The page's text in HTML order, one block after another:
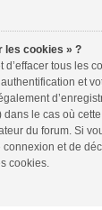
les cookies » ?
d’effacer tous les
et
dans le cas où
du forum. Si
et de
cookies.